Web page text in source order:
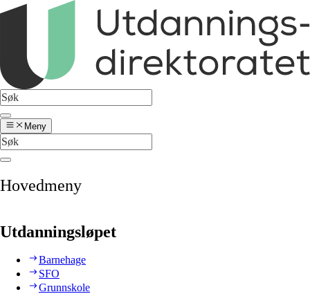
Meny
Hovedmeny
Utdanningsløpet
Barnehage
SFO
Grunnskole